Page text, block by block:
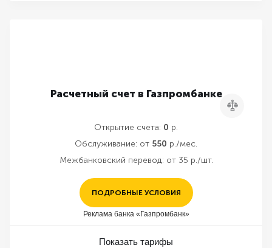
Расчетный счет в Газпромбанке
Сравнить
Открытие счета: 0 р.
Обслуживание: от 550 р./мес.
Межбанковский перевод: от 35 р./шт.
ПОДРОБНЫЕ УСЛОВИЯ
Реклама банка «Газпромбанк»
Показать тарифы